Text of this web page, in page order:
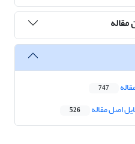
مقاله
747
اصل مقاله 526